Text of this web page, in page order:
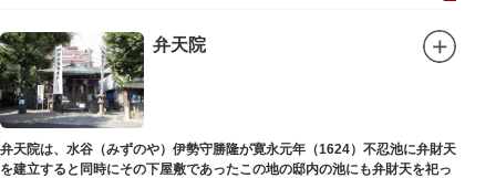
弁天院
弁天院は、水谷（みずのや）伊勢守勝隆が寛永元年（1624）不忍池に弁財天
を建立すると同時にその下屋敷であったこの地の邸内の池にも弁財天を祀っ